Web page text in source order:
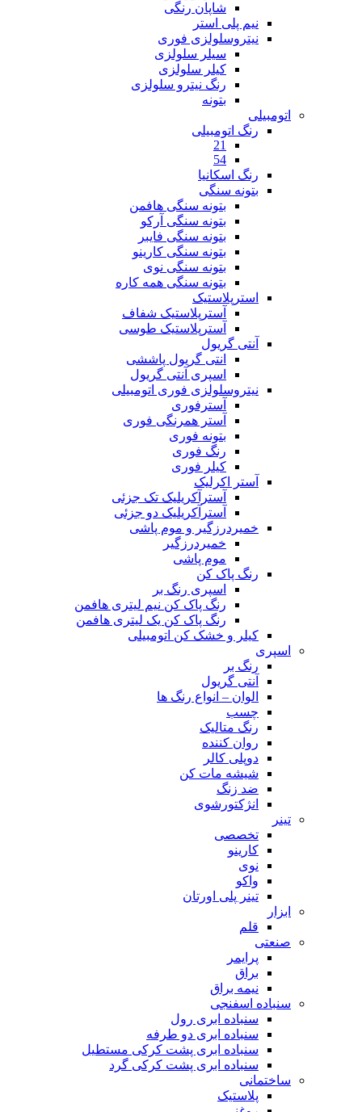
شاپان رنگی
نیم پلی استر
نیتروسلولزی فوری
سیلر سلولزی
کیلر سلولزی
رنگ نیترو سلولزی
بتونه
اتومبیلی
رنگ اتومبیلی
21
54
رنگ اسکانیا
بتونه سنگی
بتونه سنگی هافمن
بتونه سنگی آرکو
بتونه سنگی فایبر
بتونه سنگی کارینو
بتونه سنگی نوی
بتونه سنگی همه کاره
استرپلاستیک
آسترپلاستیک شفاف
آسترپلاستیک طوسی
آنتی گریول
انتی گریول پاششی
اسپری آنتی گریول
نیتروسلولزی فوری اتومبیلی
آسترفوری
آستر همرنگی فوری
بتونه فوری
رنگ فوری
کیلر فوری
آستر اکرلیک
آسترآکریلیک تک جزئی
آسترآکریلیک دو جزئی
خمیردرزگیر و موم پاشی
خمیردرزگیر
موم پاشی
رنگ پاک کن
اسپری رنگ بر
رنگ پاک کن نیم لیتری هافمن
رنگ پاک کن یک لیتری هافمن
کیلر و خشک کن اتومبیلی
اسپری
رنگ بر
آنتی گریول
الوان – انواع رنگ ها
چسب
رنگ متالیک
روان کننده
دوپلی کالر
شیشه مات کن
ضد زنگ
انژکتورشوی
تینر
تخصصی
کارینو
نوی
واکو
تینر پلی اورتان
ابزار
قلم
صنعتی
پرایمر
براق
نیمه براق
سنباده اسفنجی
سنباده ابری رول
سنباده ابری دو طرفه
سنباده ابری پشت کرکی مستطیل
سنباده ابری پشت کرکی گرد
ساختمانی
پلاستیک